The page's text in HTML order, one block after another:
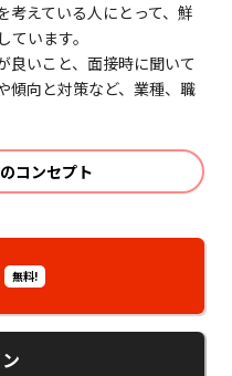
考えている人にとって、鮮
います。
良いこと、面接時に聞いて
傾向と対策など、業種、職
コンセプト
無料!